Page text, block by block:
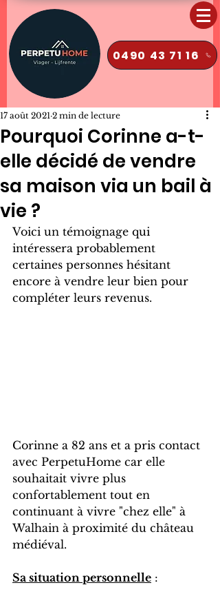
0490 43 71 16
Pourquoi Corinne a-t-
elle décidé de vendre
sa maison via un bail à
vie ?
17 août 2021 2 min de lecture
Voici un témoignage qui
intéressera probablement
certaines personnes hésitant
encore à vendre leur bien pour
compléter leurs revenus.
Corinne a 82 ans et a pris contact
avec PerpetuHome car elle
souhaitait vivre plus
confortablement tout en
continuant à vivre "chez elle" à
Walhain à proximité du château
médiéval.
Sa situation personnelle :